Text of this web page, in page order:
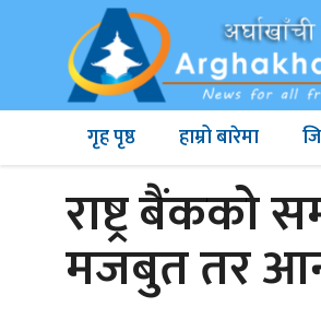
गृह पृष्ठ हाम्रो बारेमा
राष्ट्र बैंकको
मजबुत तर